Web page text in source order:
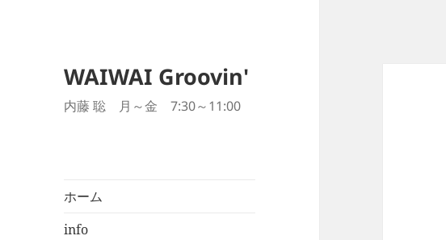
WAIWAI Groovin'
内藤 聡 月～金 7:30～11:00
ホーム
info